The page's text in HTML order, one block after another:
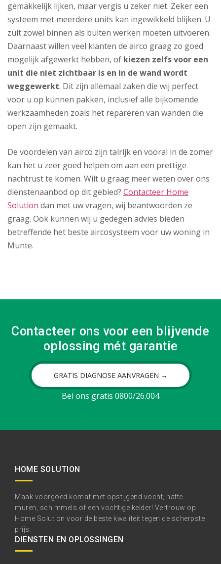
gemakkelijk lijken, maar vergis u zeker niet. Zeker een
systeem met meerdere units kan ingewikkeld blijken. U
zult zowel binnen als buiten werken moeten uitvoeren.
Daarnaast willen veel klanten de airco graag zo goed
mogelijk afgewerkt hebben, of kiezen zelfs voor een
unit die niet zichtbaar is en in de wand wordt
weggewerkt. Dit zijn allemaal zaken die wij perfect
voor u op kunnen pakken, inclusief alle bijkomende
werkzaamheden zoals het repareren van wanden die
open zijn gemaakt.
De voordelen van airco zijn talrijk en vooral in de zomer
kan het u zeer goed helpen om aan een prettige
nachtrust te komen. Wilt u graag meer weten over ons
dienstenaanbod op dit gebied? Contacteer Home
Solution dan met uw vragen, wij beantwoorden ze
graag. Ook kunnen wij u gedegen advies bieden
betreffende het beste aircosysteem voor uw woning in
Munte.
Contacteer ons voor een blijvende
oplossing mét garantie
GRATIS DIAGNOSE AANVRAGEN →
Bel ons gratis 0800/26.004
HOME SOLUTION
Maak voorgoed komaf met opstijgend vocht, natte
muren, schimmels of een vochtige kelder! Vertrouw op
Home Solution voor de beste kwaliteit tegen de scherpste
prijs.
DIENSTEN EN OPLOSSINGEN